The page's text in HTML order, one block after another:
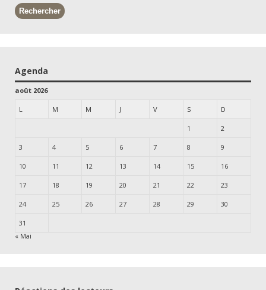
Agenda
août 2026
L M M J V S D
1 2
3 4 5 6 7 8 9
10 11 12 13 14 15 16
17 18 19 20 21 22 23
24 25 26 27 28 29 30
31
« Mai